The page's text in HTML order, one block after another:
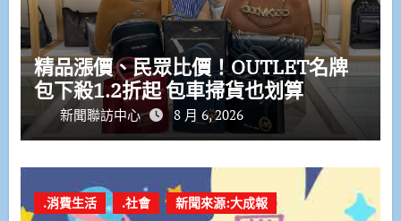
精品漲價、民眾比價！OUTLET名牌
包下殺1.2折起 包車掃貨也划算
新聞聯訪中心 8 月 6, 2026
.消費生活 .社會 新聞來源:大成報